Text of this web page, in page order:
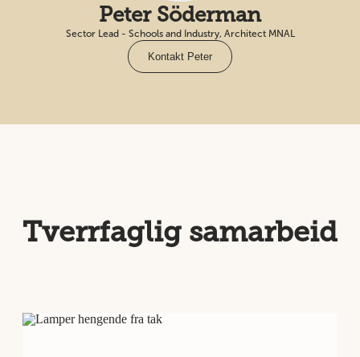
Peter Söderman
Sector Lead - Schools and Industry, Architect MNAL
Kontakt Peter
Tverrfaglig samarbeid